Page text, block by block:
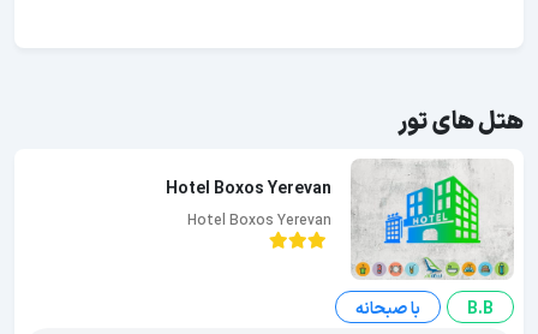
هتل های تور
Hotel Boxos Yerevan
Hotel Boxos Yerevan
B.B
با صبحانه